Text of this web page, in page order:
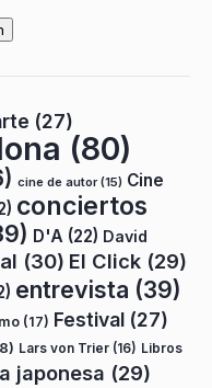
(27)
(80)
cine de autor(15) Cine
conciertos
D'A (22) David
(30) El Click (29)
entrevista (39)
(17) Festival (27)
Lars von Trier (16) Libros
japonesa (29)